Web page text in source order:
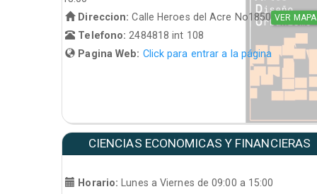
Direccion: Calle Heroes del Acre No1850 VER MAPA
Telefono: 2484818 int 108
Pagina Web: Click para entrar a la página
CIENCIAS ECONOMICAS Y FINANCIERAS
Horario:
Lunes a Viernes de 09:00 a 15:00